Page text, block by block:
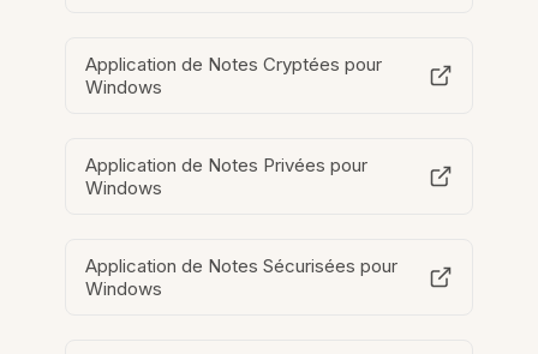
Application de Notes Cryptées pour
Windows
Application de Notes Privées pour
Windows
Application de Notes Sécurisées pour
Windows